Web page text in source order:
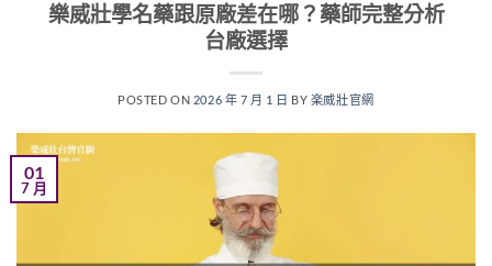
樂威壯學名藥跟原廠差在哪？藥師完整分析
台廠選擇
POSTED ON 2026 年 7 月 1 日 BY 楽威壯官網
01
7 月